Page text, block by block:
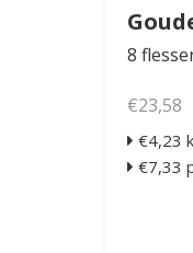
8
€23,58
€4,23
€7,33